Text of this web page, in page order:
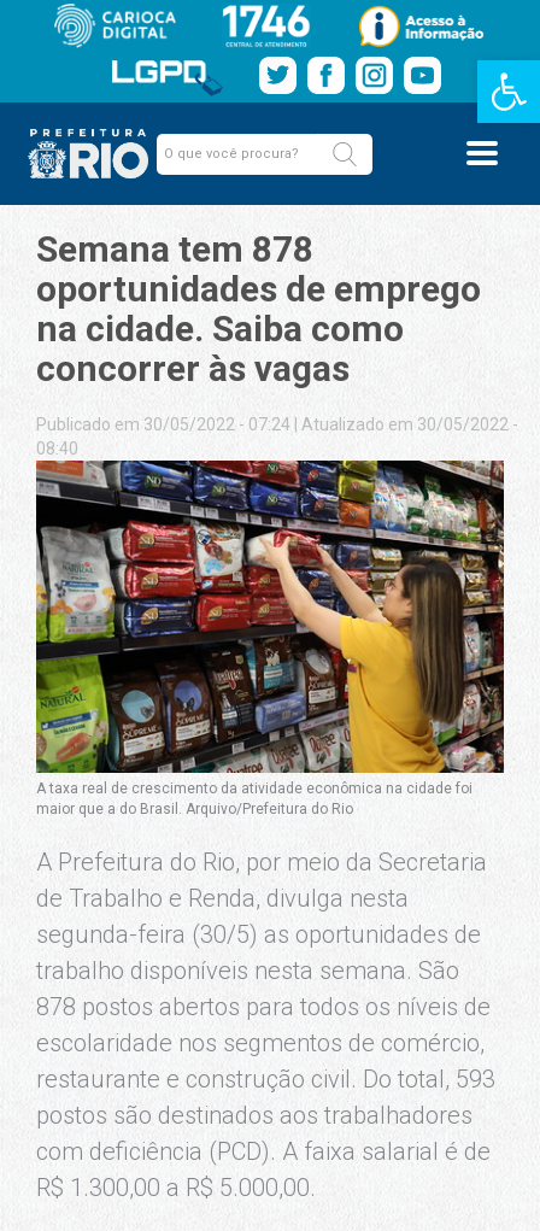
Barra de
Semana tem 878
oportunidades de emprego
na cidade. Saiba como
concorrer às vagas
Publicado em 30/05/2022 - 07:24
Atualizado em 30/05/2022 -
08:40
A taxa real de crescimento da atividade econômica na cidade foi
maior que a do Brasil. Arquivo/Prefeitura do Rio
A Prefeitura do Rio, por meio da Secretaria
de Trabalho e Renda, divulga nesta
segunda-feira (30/5) as oportunidades de
trabalho disponíveis nesta semana. São
878 postos abertos para todos os níveis de
escolaridade nos segmentos de comércio,
restaurante e construção civil. Do total, 593
postos são destinados aos trabalhadores
com deficiência (PCD). A faixa salarial é de
R$ 1.300,00 a R$ 5.000,00.